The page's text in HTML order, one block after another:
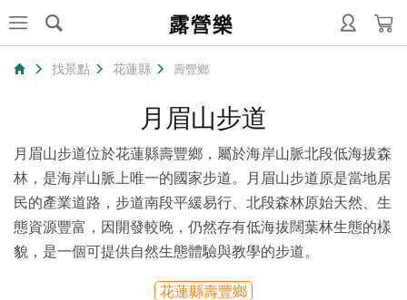
露營樂
找景點 花蓮縣 壽豐鄉
月眉山步道
月眉山步道位於花蓮縣壽豐鄉，屬於海岸山脈北段低海拔森
林，是海岸山脈上唯一的國家步道。月眉山步道原是當地居
民的產業道路，步道南段平緩易行、北段森林原始天然、生
態資源豐富，因開發較晚，仍然存有低海拔闊葉林生態的樣
貌，是一個可提供自然生態體驗與教學的步道。
花蓮縣壽豐鄉